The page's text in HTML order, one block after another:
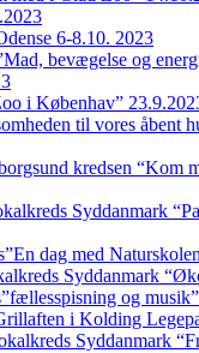
6-8.10. 2023
bevægelse og
i Københav”
til vores åbent
kredsen “Kom
Syddanmark
dag med
Syddanmark
og
i Kolding
Syddanmark